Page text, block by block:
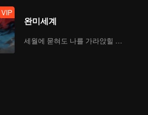
VIP
완미세계